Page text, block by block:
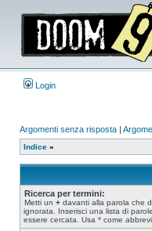
Login
Argomenti senza risposta |
Indice »
Ricerca per termini:
Metti un + davanti alla parola che
ignorata. Inserisci una lista di
essere cercata. Usa * come